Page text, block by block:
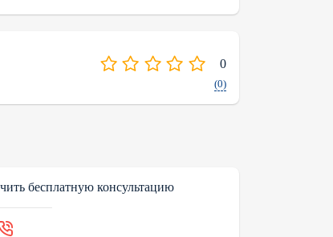
0
(0)
бесплатную консультацию